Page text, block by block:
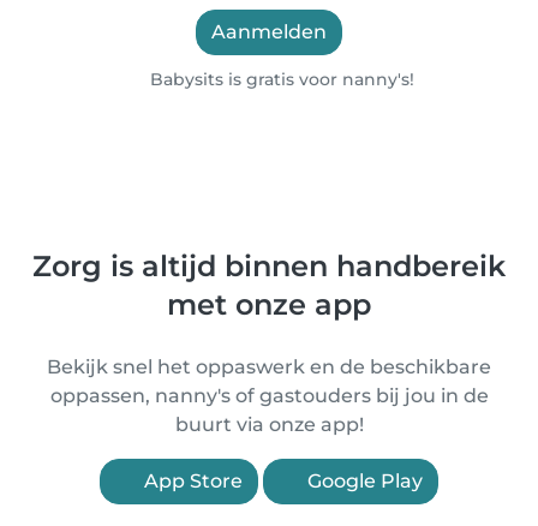
Aanmelden
Babysits is gratis voor nanny's!
Zorg is altijd binnen handbereik
met onze app
Bekijk snel het oppaswerk en de beschikbare
oppassen, nanny's of gastouders bij jou in de
buurt via onze app!
App Store Google Play